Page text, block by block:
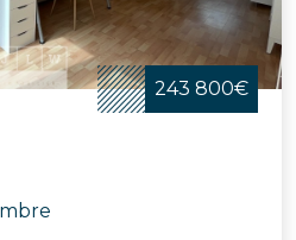
243 800€